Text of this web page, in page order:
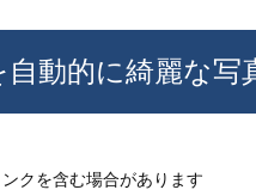
自動的に綺麗な
クを含む場合があります